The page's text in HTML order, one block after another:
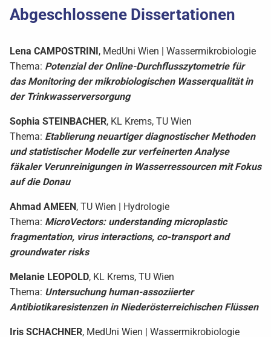
Abgeschlossene Dissertationen
Lena CAMPOSTRINI, MedUni Wien | Wassermikrobiologie
Thema: Potenzial der Online-Durchflusszytometrie für
das Monitoring der mikrobiologischen Wasserqualität in
der Trinkwasserversorgung
Sophia STEINBACHER, KL Krems, TU Wien
Thema: Etablierung neuartiger diagnostischer Methoden
und statistischer Modelle zur verfeinerten Analyse
fäkaler Verunreinigungen in Wasserressourcen mit Fokus
auf die Donau
Ahmad AMEEN, TU Wien | Hydrologie
Thema: MicroVectors: understanding microplastic
fragmentation, virus interactions, co-transport and
groundwater risks
Melanie LEOPOLD, KL Krems, TU Wien
Thema: Untersuchung human-assoziierter
Antibiotikaresistenzen in Niederösterreichischen Flüssen
Iris SCHACHNER, MedUni Wien | Wassermikrobiologie